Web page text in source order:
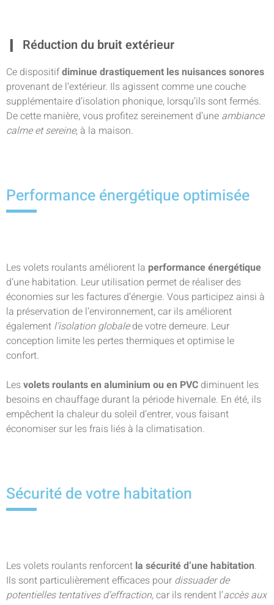
Réduction du bruit extérieur
Ce dispositifdiminue drastiquement les nuisances sonores
provenant de l’extérieur. Ils agissent comme une couche
supplémentaire d’isolation phonique, lorsqu’ils sont fermés.
De cette manière, vous profitez sereinement d’une ambiance
calme et sereine, à la maison.
Performance énergétique optimisée
Les volets roulants améliorent la performance énergétique
d’une habitation. Leur utilisation permet de réaliser des
économies sur les factures d’énergie. Vous participez ainsi à
la préservation de l’environnement, car ils améliorent
également l’isolation globalede votre demeure. Leur
conception limite les pertes thermiques et optimise le
confort.
Lesvolets roulants en aluminium ou en PVC diminuent les
besoins en chauffage durant la période hivernale. En été, ils
empêchent la chaleur du soleil d’entrer, vous faisant
économiser sur les frais liés à la climatisation.
Sécurité de votre habitation
Les volets roulants renforcent la sécurité d’une habitation.
Ils sont particulièrement efficaces pour dissuader de
potentielles tentatives d’effraction,car ils rendent l’accès aux